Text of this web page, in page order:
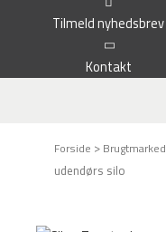
Tilmeld nyhedsbrev
Kontakt
Forside > Brugtmarked
udendørs silo